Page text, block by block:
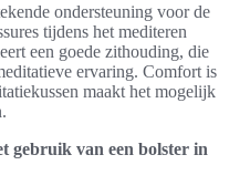
ondersteuning voor de
tijdens het mediteren
een goede zithouding, die
ervaring. Comfort is
maakt het mogelijk
gebruik van een bolster in